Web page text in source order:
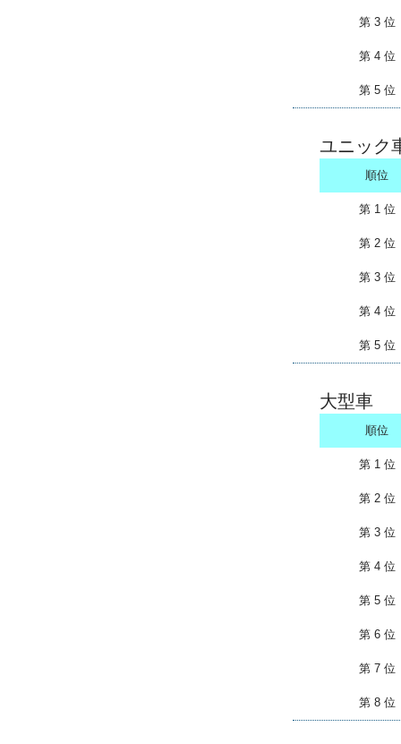
第 3 位
第 4 位
第 5 位
ユニック
順位
第 1 位
第 2 位
第 3 位
第 4 位
第 5 位
大型車
順位
第 1 位
第 2 位
第 3 位
第 4 位
第 5 位
第 6 位
第 7 位
第 8 位